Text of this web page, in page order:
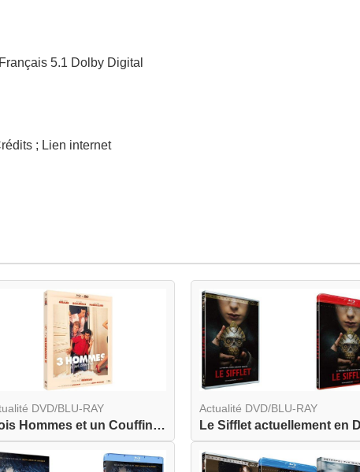
5.1 Dolby Digital
; Lien internet
DVD/BLU-RAY
Trois Hommes et un Couffin actuellement en combo...
Actualité DVD/BLU-RAY